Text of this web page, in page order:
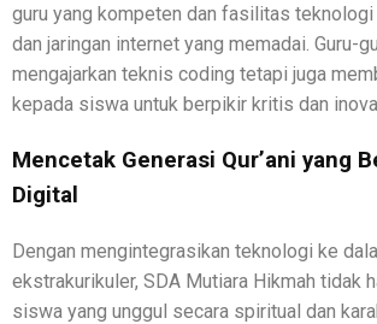
guru yang kompeten dan fasilitas
dan jaringan internet yang memadai. Guru-
mengajarkan teknis coding tetapi juga
kepada siswa untuk berpikir kritis dan
Mencetak Generasi Qur’ani yang
Digital
Dengan mengintegrasikan teknologi ke
ekstrakurikuler, SDA Mutiara Hikmah tidak
siswa yang unggul secara spiritual dan